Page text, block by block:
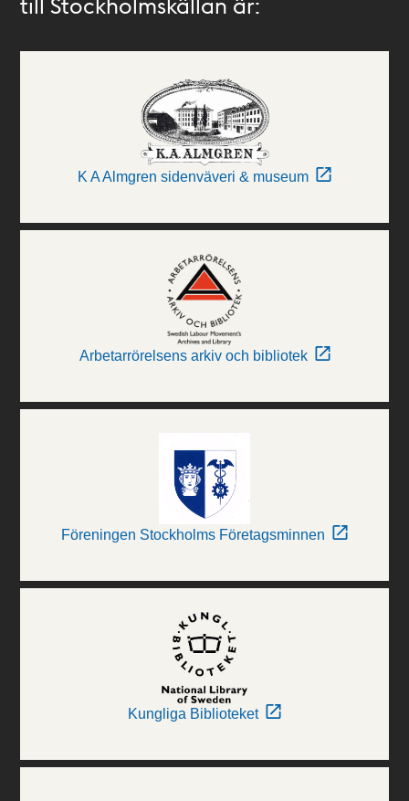
K A Almgren sidenväveri & museum
Arbetarrörelsens arkiv och bibliotek
Föreningen Stockholms Företagsminnen
Kungliga Biblioteket